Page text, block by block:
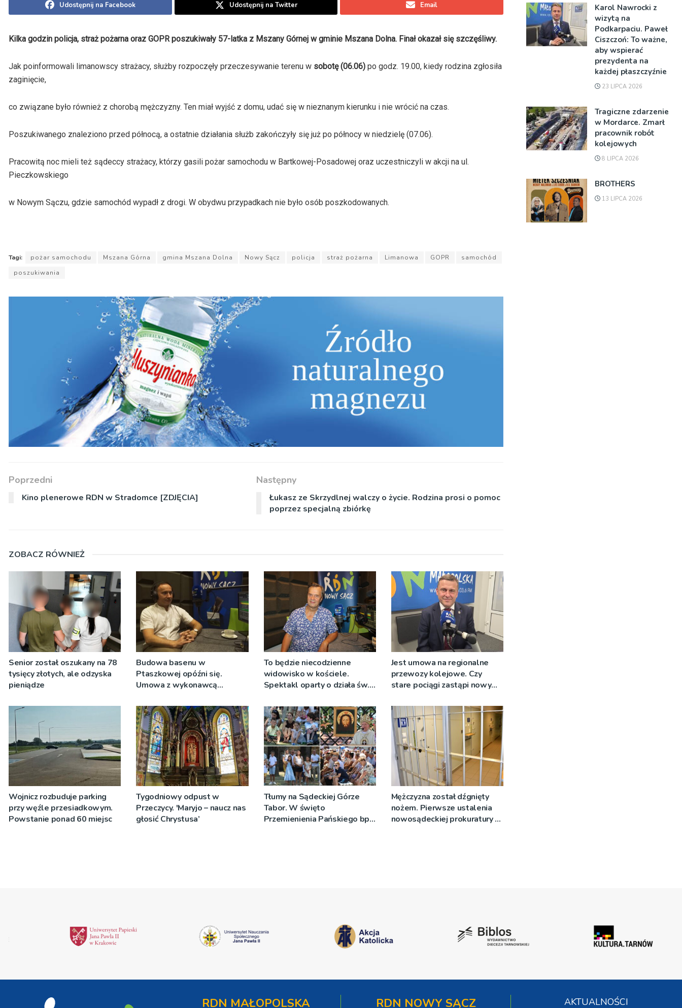
Udostępnij na Facebook Udostępnij na Twitter Email
Kilka godzin policja, straż pożarna oraz GOPR poszukiwały 57-latka z Mszany Górnej w gminie Mszana Dolna. Finał okazał się szczęśliwy.
Jak poinformowali limanowscy strażacy, służby rozpoczęły przeczesywanie terenu w sobotę (06.06) po godz. 19.00, kiedy rodzina zgłosiła
zaginięcie,
co związane było również z chorobą mężczyzny. Ten miał wyjść z domu, udać się w nieznanym kierunku i nie wrócić na czas.
Poszukiwanego znaleziono przed północą, a ostatnie działania służb zakończyły się już po północy w niedzielę (07.06).
Pracowitą noc mieli też sądeccy strażacy, którzy gasili pożar samochodu w Bartkowej-Posadowej oraz uczestniczyli w akcji na ul.
Pieczkowskiego
w Nowym Sączu, gdzie samochód wypadł z drogi. W obydwu przypadkach nie było osób poszkodowanych.
Tagi: pożar samochodu Mszana Górna gmina Mszana Dolna Nowy Sącz policja straż pożarna Limanowa GOPR
samochód
poszukiwania
Poprzedni
Kino plenerowe RDN w Stradomce [ZDJĘCIA]
Następny
Łukasz ze Skrzydlnej walczy o życie. Rodzina prosi o pomoc
poprzez specjalną zbiórkę
ZOBACZ RÓWNIEŻ
Senior został oszukany na 78
tysięcy złotych, ale odzyska
pieniądze
Budowa basenu w
Ptaszkowej opóźni się.
Umowa z wykonawcą
zostanie podpisana
To będzie niecodzienne
widowisko w kościele.
Spektakl oparty o działa św.
Jest umowa na regionalne
przewozy kolejowe. Czy
stare pociągi zastąpi nowy
Wojnicz rozbuduje parking
przy węźle przesiadkowym.
Powstanie ponad 60 miejsc
Tygodniowy odpust w
Przeczycy. 'Maryjo – naucz nas
głosić Chrystusa’
Tłumy na Sądeckiej Górze
Tabor. W święto
Przemienienia Pańskiego bp
Mężczyzna został dźgnięty
nożem. Pierwsze ustalenia
nowosądeckiej prokuratury w
Karol Nawrocki z
wizytą na
Podkarpaciu. Paweł
Ciszczoń: To ważne,
aby wspierać
prezydenta na
każdej płaszczyźnie
23 LIPCA 2026
Tragiczne zdarzenie
w Mordarce. Zmarł
pracownik robót
kolejowych
8 LIPCA 2026
BROTHERS
13 LIPCA 2026
RDN MAŁOPOLSKA RDN NOWY SĄCZ AKTUALNOŚCI